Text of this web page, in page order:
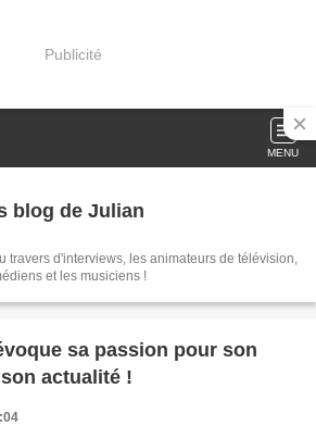
Publicité
MENU
blog de Julian
travers d'interviews, les animateurs de télévision,
et les musiciens !
sa passion pour son
actualité !